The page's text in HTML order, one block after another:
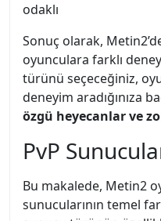
odaklı
Sonuç olarak,
oyunculara farklı
türünü seçeceğiniz,
deneyim aradığınıza
özgü heyecanlar ve
PvP
Bu makalede, Metin2
sunucularının temel